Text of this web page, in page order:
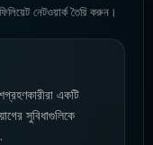
নেটওয়ার্ক তৈরি করুন।
একটি
সুবিধাগুলিকে